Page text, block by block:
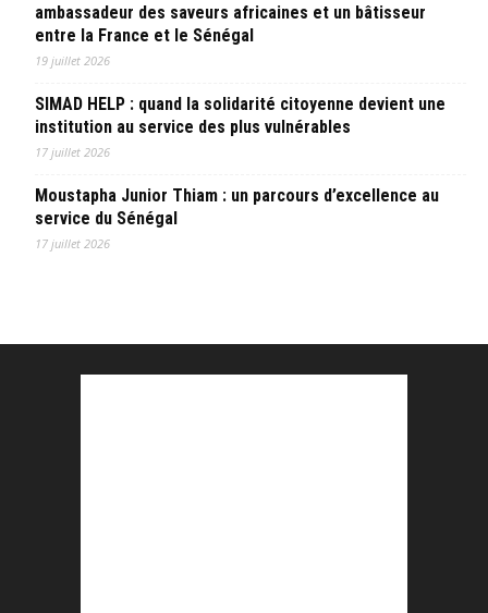
ambassadeur des saveurs africaines et un bâtisseur
entre la France et le Sénégal
19 juillet 2026
SIMAD HELP : quand la solidarité citoyenne devient une
institution au service des plus vulnérables
17 juillet 2026
Moustapha Junior Thiam : un parcours d’excellence au
service du Sénégal
17 juillet 2026